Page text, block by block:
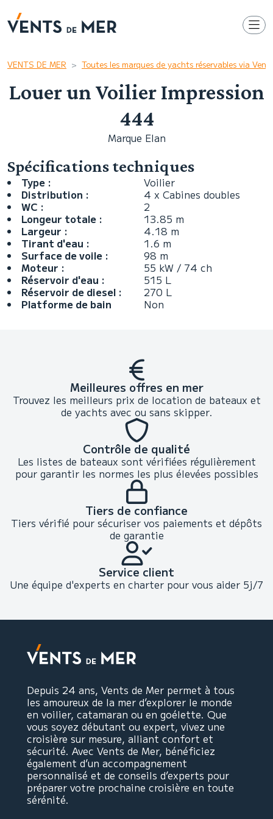
VENTS DE MER Toutes les marques de yachts réservables via
Louer un Voilier Impression
444
Marque Elan
Spécifications techniques
Type :
Voilier
Distribution :
4 x Cabines doubles
WC :
2
Longeur totale :
13.85 m
Largeur :
4.18 m
Tirant d'eau :
1.6 m
Surface de voile :
98 m
Moteur :
55 kW / 74 ch
Réservoir d'eau :
515 L
Réservoir de diesel :
270 L
Platforme de bain
Non
Meilleures offres en mer
Trouvez les meilleurs prix de location de bateaux et
de yachts avec ou sans skipper.
Contrôle de qualité
Les listes de bateaux sont vérifiées régulièrement
pour garantir les normes les plus élevées possibles
Tiers de confiance
Tiers vérifié pour sécuriser vos paiements et dépôts
de garantie
Service client
Une équipe d'experts en charter pour vous aider 5j/7
Depuis 24 ans, Vents de Mer permet à tous
les amoureux de la mer d’explorer le monde
en voilier, catamaran ou en goélette. Que
vous soyez débutant ou expert, vivez une
croisière sur mesure, alliant confort et
sécurité. Avec Vents de Mer, bénéficiez
également d’un accompagnement
personnalisé et de conseils d’experts pour
préparer votre prochaine croisière en toute
sérénité.